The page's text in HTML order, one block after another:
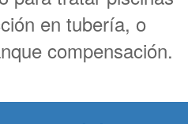
en tubería, o
compensación.